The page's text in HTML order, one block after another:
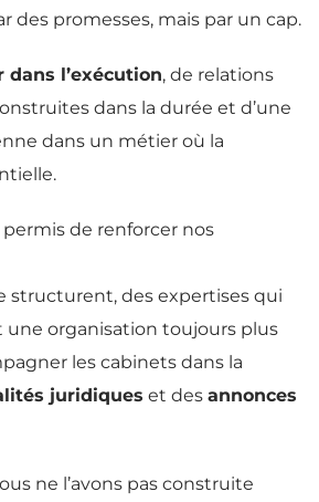
des promesses, mais par un cap.
dans l’exécution, de relations
dans la durée et d’une
dans un métier où la
permis de renforcer nos
structurent, des expertises qui
organisation toujours plus
les cabinets dans la
juridiques et des annonces
ne l’avons pas construite